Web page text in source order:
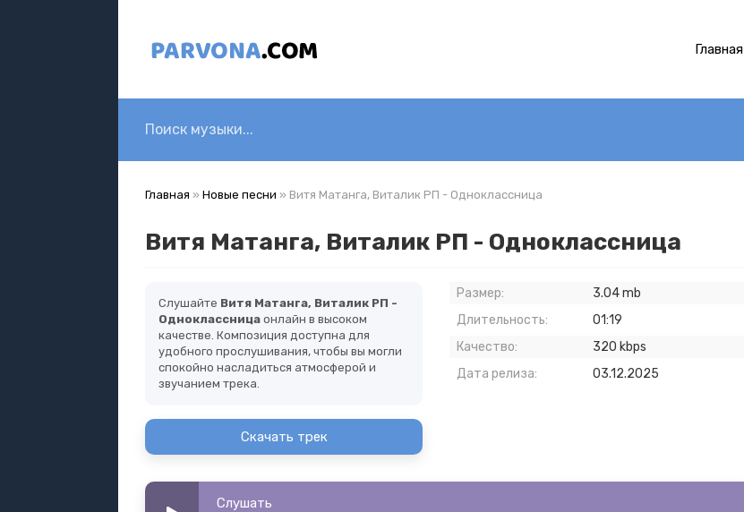
Главная
Главная » Новые песни » Витя Матанга, Виталик РП - Одноклассница
Витя Матанга, Виталик РП - Одноклассница
Слушайте Витя Матанга, Виталик РП -
Одноклассница онлайн в высоком
качестве. Композиция доступна для
удобного прослушивания, чтобы вы могли
спокойно насладиться атмосферой и
звучанием трека.
Скачать трек
Размер:
3.04 mb
Длительность:
01:19
Качество:
320 kbps
Дата релиза:
03.12.2025
Слушать